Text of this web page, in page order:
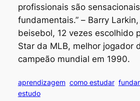
profissionais são
fundamentais.” – Barry
beisebol, 12 vezes escolhido
Star da MLB, melhor jogador
campeão mundial em 1990.
aprendizagem como estudar
estudo